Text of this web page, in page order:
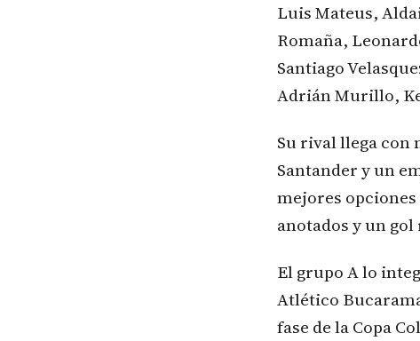
Luis Mateus,
Romaña,
Santiago
Adrián Murillo,
Su rival llega con
Santander y un
mejores opciones
anotados y un
El grupo A lo
Atlético
fase de la Copa